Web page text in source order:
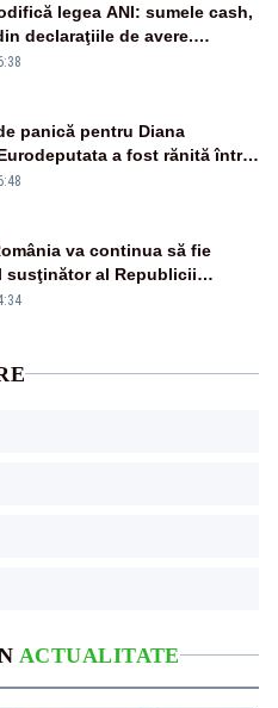
ACTUALITATE
legea ANI: sumele cash,
declaraţiile de avere.
cu impact posibil asupra lui
panică pentru Diana
a fost rănită într-
rutier
va continua să fie
susţinător al Republicii
nivelul Uniunii Europene